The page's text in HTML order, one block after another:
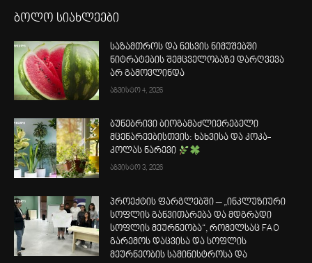
ბოლო სიახლეები
საზამთროს და ნესვის ნიმუშებში
ნიტრატების შემცველობაზე დარღვევა
არ გამოვლინდა
აგვისტო 4, 2026
ბუნებრივი ბიოგამაძლიერებელი
მცენარეებისთვის: ხახვისა და კოკა-
კოლას ნარევი
აგვისტო 3, 2026
პროექტის ფარგლებში – „ინკლუზიური
სოფლის განვითარება და მდგრადი
სოფლის მეურნეობა“, რომელსაც FAO
გარემოს დაცვისა და სოფლის
მეურნეობის სამინისტროსა და